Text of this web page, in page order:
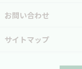
お問い合わせ
サイトマップ